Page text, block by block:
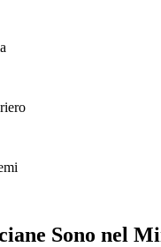
Sono nel